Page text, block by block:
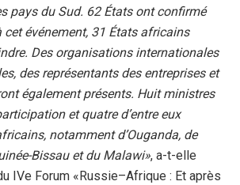
pays du Sud. 62 États ont confirmé
événement, 31 États africains
Des organisations internationales
des représentants des entreprises et
également présents. Huit ministres
et quatre d’entre eux
notamment d’Ouganda, de
Bissau et du Malawi», a-t-elle
IVe Forum «Russie–Afrique : Et après